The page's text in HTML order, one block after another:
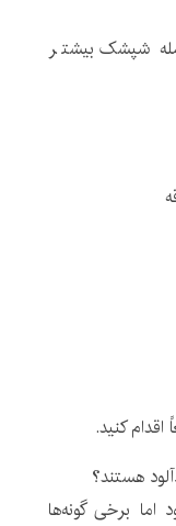
شپشک بیشتر
اقدام کنید.
هستند؟
برخی گونه‌ها